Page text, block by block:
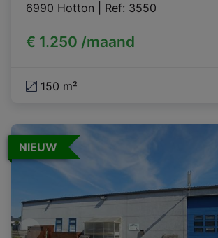
6990 Hotton Ref: 3550
€ 1.250 /maand
150 m²
NIEUW